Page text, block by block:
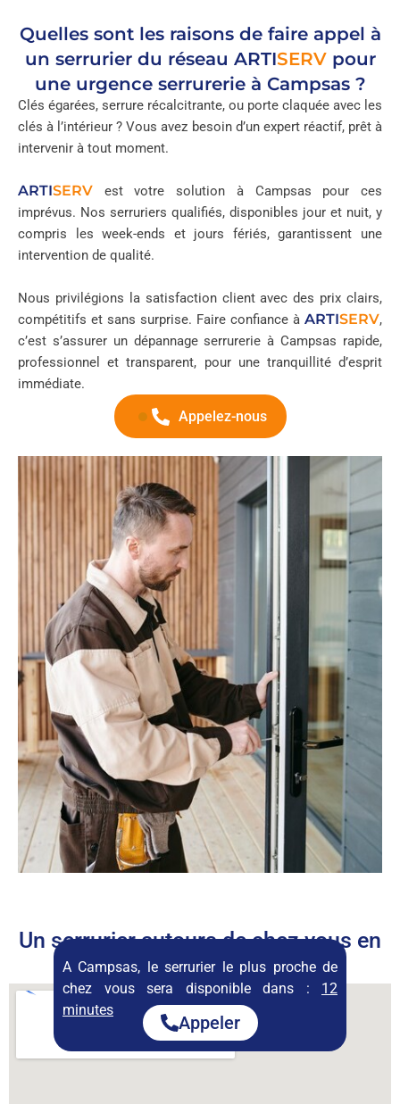
Quelles sont les raisons de faire appel à
un serrurier du réseau ARTISERVpour
une urgence serrurerie à Campsas ?
Clés égarées, serrure récalcitrante, ou porte claquée avec les
clés à l’intérieur ? Vous avez besoin d’un expert réactif, prêt à
intervenir à tout moment.
ARTISERV est votre solution à Campsas pour ces
imprévus. Nos serruriers qualifiés, disponibles jour et nuit, y
compris les week-ends et jours fériés, garantissent une
intervention de qualité.
Nous privilégions la satisfaction client avec des prix clairs,
compétitifs et sans surprise. Faire confiance à ARTISERV,
c’est s’assurer un dépannage serrurerie à Campsas rapide,
professionnel et transparent, pour une tranquillité d’esprit
immédiate.
Appelez-nous
Un serrurier autours de chez vous en
permanence
A Campsas, le serrurier le plus proche de
chez vous sera disponible dans : 12
minutes
Appeler